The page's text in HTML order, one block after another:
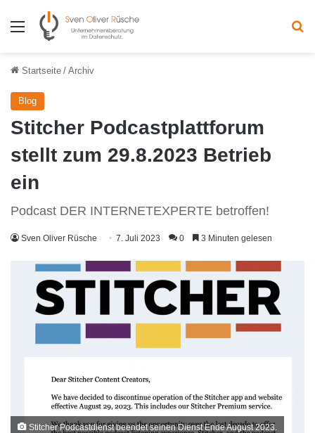
Menü
Startseite / Archiv
Blog
Stitcher Podcastplattforum
stellt zum 29.8.2023 Betrieb
ein
Podcast DER INTERNETEXPERTE betroffen!
Sven Oliver Rüsche 7. Juli 2023 0 3 Minuten gelesen
Stitcher Podcastdienst beendet seinen Dienst Ende August 2023.